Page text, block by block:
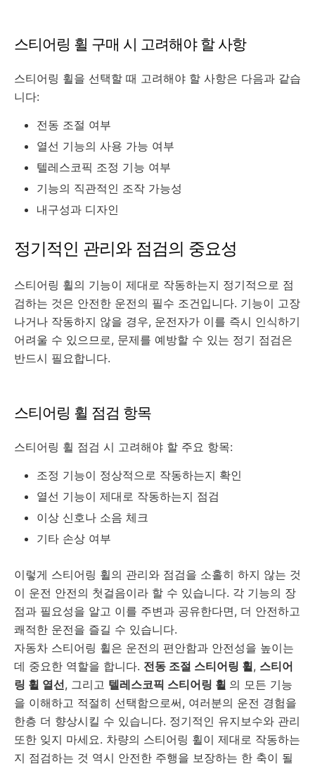
스티어링 휠 구매 시 고려해야 할 사항
스티어링 휠을 선택할 때 고려해야 할 사항은 다음과 같습
니다:
전동 조절 여부
열선 기능의 사용 가능 여부
텔레스코픽 조정 기능 여부
기능의 직관적인 조작 가능성
내구성과 디자인
정기적인 관리와 점검의 중요성
스티어링 휠의 기능이 제대로 작동하는지 정기적으로 점
검하는 것은 안전한 운전의 필수 조건입니다. 기능이 고장
나거나 작동하지 않을 경우, 운전자가 이를 즉시 인식하기
어려울 수 있으므로, 문제를 예방할 수 있는 정기 점검은
반드시 필요합니다.
스티어링 휠 점검 항목
스티어링 휠 점검 시 고려해야 할 주요 항목:
조정 기능이 정상적으로 작동하는지 확인
열선 기능이 제대로 작동하는지 점검
이상 신호나 소음 체크
기타 손상 여부
이렇게 스티어링 휠의 관리와 점검을 소홀히 하지 않는 것
이 운전 안전의 첫걸음이라 할 수 있습니다. 각 기능의 장
점과 필요성을 알고 이를 주변과 공유한다면, 더 안전하고
쾌적한 운전을 즐길 수 있습니다.
자동차 스티어링 휠은 운전의 편안함과 안전성을 높이는
데 중요한 역할을 합니다. 전동 조절 스티어링 휠, 스티어
링 휠 열선, 그리고 텔레스코픽 스티어링 휠 의 모든 기능
을 이해하고 적절히 선택함으로써, 여러분의 운전 경험을
한층 더 향상시킬 수 있습니다. 정기적인 유지보수와 관리
또한 잊지 마세요. 차량의 스티어링 휠이 제대로 작동하는
지 점검하는 것 역시 안전한 주행을 보장하는 한 축이 될